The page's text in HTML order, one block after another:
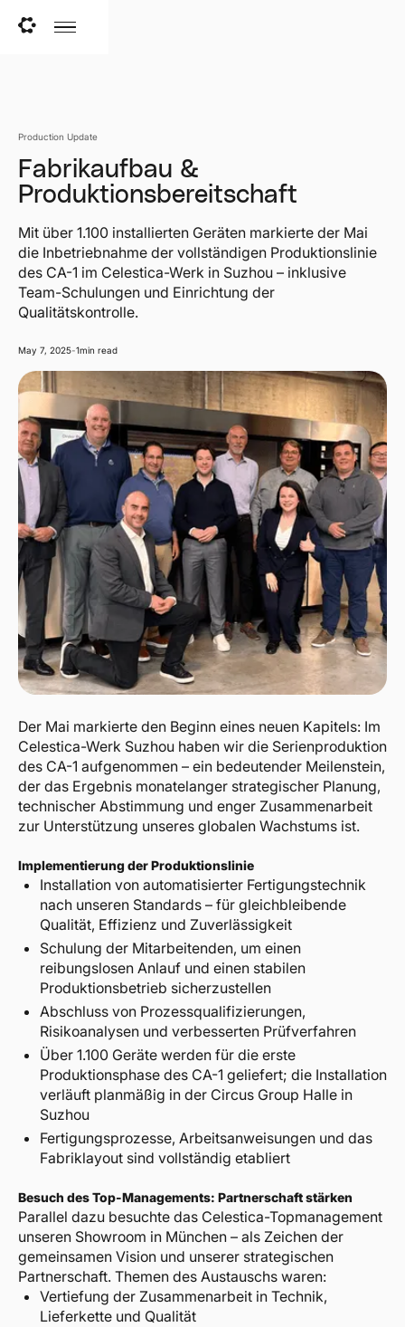
Production Update
Fabrikaufbau &
Produktionsbereitschaft
Mit über 1.100 installierten Geräten markierte der Mai
die Inbetriebnahme der vollständigen Produktionslinie
des CA-1 im Celestica-Werk in Suzhou – inklusive
Team-Schulungen und Einrichtung der
Qualitätskontrolle.
May 7, 2025-1min read
Der Mai markierte den Beginn eines neuen Kapitels: Im
Celestica-Werk Suzhou haben wir die Serienproduktion
des CA-1 aufgenommen – ein bedeutender Meilenstein,
der das Ergebnis monatelanger strategischer Planung,
technischer Abstimmung und enger Zusammenarbeit
zur Unterstützung unseres globalen Wachstums ist.
Implementierung der Produktionslinie
Installation von automatisierter Fertigungstechnik
nach unseren Standards – für gleichbleibende
Qualität, Effizienz und Zuverlässigkeit
Schulung der Mitarbeitenden, um einen
reibungslosen Anlauf und einen stabilen
Produktionsbetrieb sicherzustellen
Abschluss von Prozessqualifizierungen,
Risikoanalysen und verbesserten Prüfverfahren
Über 1.100 Geräte werden für die erste
Produktionsphase des CA-1 geliefert; die Installation
verläuft planmäßig in der Circus Group Halle in
Suzhou
Fertigungsprozesse, Arbeitsanweisungen und das
Fabriklayout sind vollständig etabliert
Besuch des Top-Managements: Partnerschaft stärken
Parallel dazu besuchte das Celestica-Topmanagement
unseren Showroom in München – als Zeichen der
gemeinsamen Vision und unserer strategischen
Partnerschaft. Themen des Austauschs waren:
Vertiefung der Zusammenarbeit in Technik,
Lieferkette und Qualität